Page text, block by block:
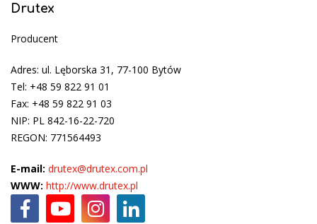
Drutex
Producent
Adres: ul. Lęborska 31, 77-100 Bytów
Tel: +48 59 822 91 01
Fax: +48 59 822 91 03
NIP: PL 842-16-22-720
REGON: 771564493
E-mail: drutex@drutex.com.pl
WWW: http://www.drutex.pl